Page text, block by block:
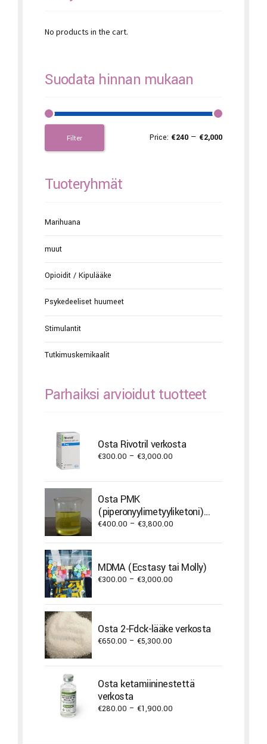
No products in the cart.
Suodata hinnan mukaan
Filter Price: €240 — €2,000
Tuoteryhmät
Marihuana
muut
Opioidit / Kipulääke
Psykedeeliset huumeet
Stimulantit
Tutkimuskemikaalit
Parhaiksi arvioidut tuotteet
Osta Rivotril verkosta
€300.00 – €3,000.00
€3,000.00
Osta PMK
(piperonyylimetyyliketoni)
öljyä
€400.00 – €3,800.00
through
€3,800.00
MDMA (Ecstasy tai Molly)
€300.00 – €3,000.00
€3,000.00
Osta 2-Fdck-lääke verkosta
€650.00 – €5,300.00
through
€5,300.00
Osta ketamiininestettä
verkosta
€280.00 – €1,900.00